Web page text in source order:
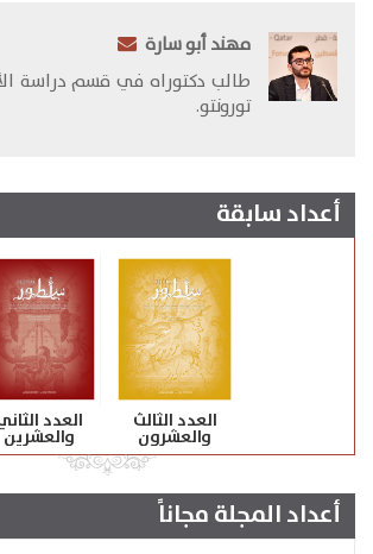
مهند أبو سارة
طالب دكتوراه في قسم دراسة
تورونتو.
أعداد سابقة
العدد الثالث
والعشرون
العدد
والعشرين
أعداد المجلة مجاناً